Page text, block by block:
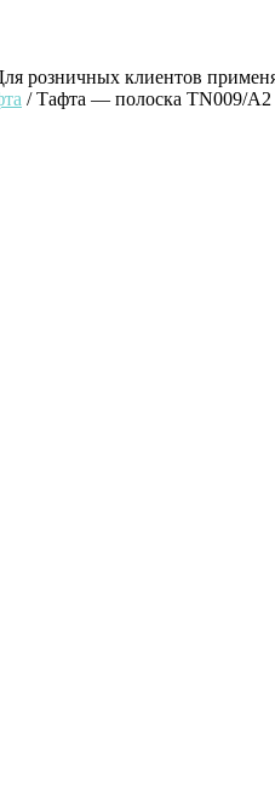
розничных клиентов
/ Тафта — полоска ТN009/А2